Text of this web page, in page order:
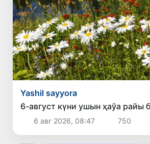
Yashil sayyora
6-август күни ушын ҳаўа райы
6 авг 2026, 08:47 750